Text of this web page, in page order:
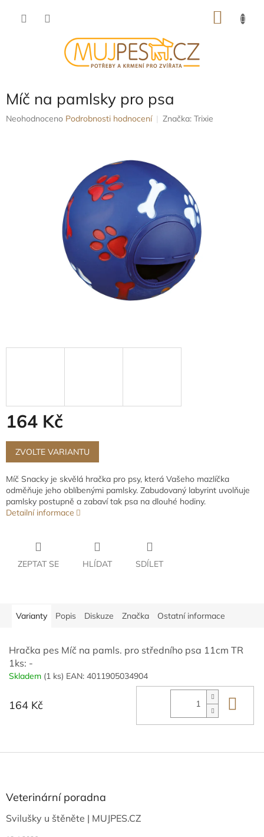
Míč na pamlsky pro psa
Průměrné
Neohodnoceno Podrobnosti hodnocení Značka: Trixie
164 Kč
Měrná
cena:
ZVOLTE VARIANTU
Míč Snacky je skvělá hračka pro psy, která Vašeho mazlíčka
odměňuje jeho oblíbenými pamlsky. Zabudovaný labyrint uvolňuje
pamlsky postupně a zabaví tak psa na dlouhé hodiny.
Detailní informace
ZEPTAT SE HLÍDAT SDÍLET
Varianty Popis Diskuze Značka Ostatní informace
Hračka pes Míč na pamls. pro středního psa 11cm TR
1ks: -
Skladem (1 ks) EAN: 4011905034904
164 Kč
Z
aVeterinární poradna
Svilušky u štěněte | MUJPES.CZ